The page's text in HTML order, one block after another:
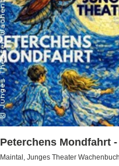
Peterchens Mondfahrt -
Familientheater -
Maintal, Junges Theater